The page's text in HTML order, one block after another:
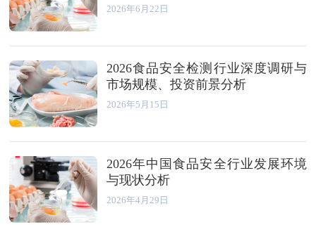
2026年6月22日
2026食品安全检测行业深度调研与
市场规模、投资前景分析
2026年5月15日
2026年中国食品安全行业发展环境
与现状分析
2026年4月29日